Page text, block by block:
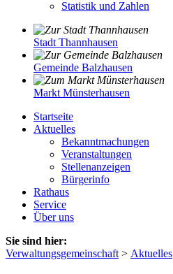
Statistik und Zahlen
Stadt Thannhausen
Gemeinde Balzhausen
Markt Münsterhausen
Startseite
Aktuelles
Bekanntmachungen
Veranstaltungen
Stellenanzeigen
Bürgerinfo
Rathaus
Service
Über uns
Sie sind hier:
Verwaltungsgemeinschaft > Aktuelles